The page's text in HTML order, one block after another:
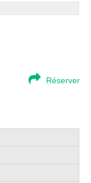
Réserver